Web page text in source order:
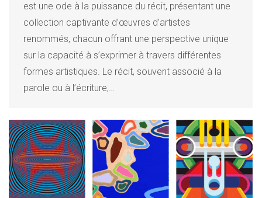
est une ode à la puissance du récit, présentant une
collection captivante d’œuvres d’artistes
renommés, chacun offrant une perspective unique
sur la capacité à s’exprimer à travers différentes
formes artistiques. Le récit, souvent associé à la
parole ou à l’écriture,…